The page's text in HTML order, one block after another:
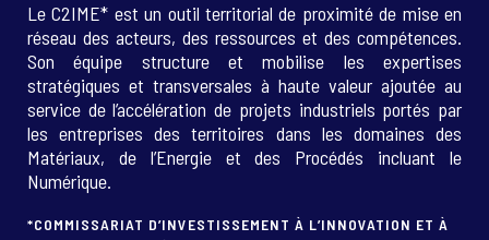
Le C2IME* est un outil territorial de proximité de mise en
réseau des acteurs, des ressources et des compétences.
Son équipe structure et mobilise les expertises
stratégiques et transversales à haute valeur ajoutée au
service de l’accélération de projets industriels portés par
les entreprises des territoires dans les domaines des
Matériaux, de l’Energie et des Procédés incluant le
Numérique.
*COMMISSARIAT D’INVESTISSEMENT À L’INNOVATION ET À